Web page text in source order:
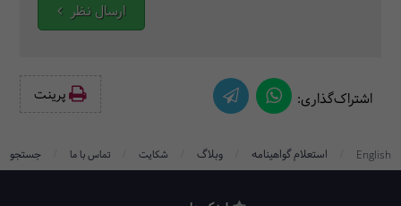
ارسال نظر
اشتراک‌گذاری: پرینت‌
English استعلام گواهینامه وبلاگ شکایت تماس با ما جستجو